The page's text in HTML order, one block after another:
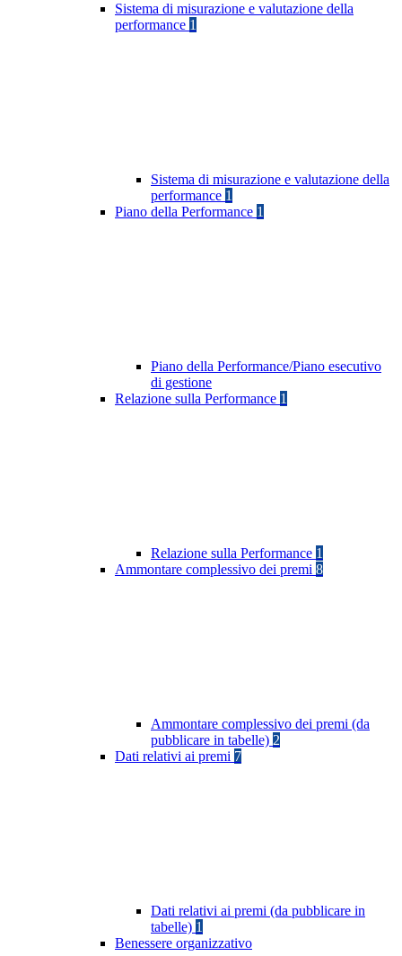
Sistema di misurazione e valutazione della
performance 1
Sistema di misurazione e valutazione della
performance 1
Piano della Performance 1
Piano della Performance/Piano esecutivo
di gestione
Relazione sulla Performance 1
Relazione sulla Performance 1
Ammontare complessivo dei premi 8
Ammontare complessivo dei premi (da
pubblicare in tabelle) 2
Dati relativi ai premi 7
Dati relativi ai premi (da pubblicare in
tabelle) 1
Benessere organizzativo